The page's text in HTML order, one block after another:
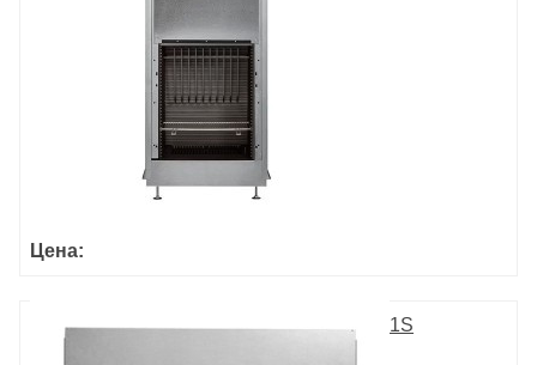
Цена:
ULTIME DС MF 1050-75 WHE 1S